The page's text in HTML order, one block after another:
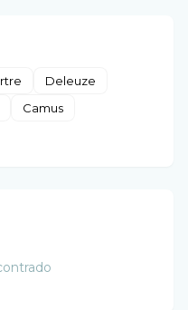
Deleuze
Camus